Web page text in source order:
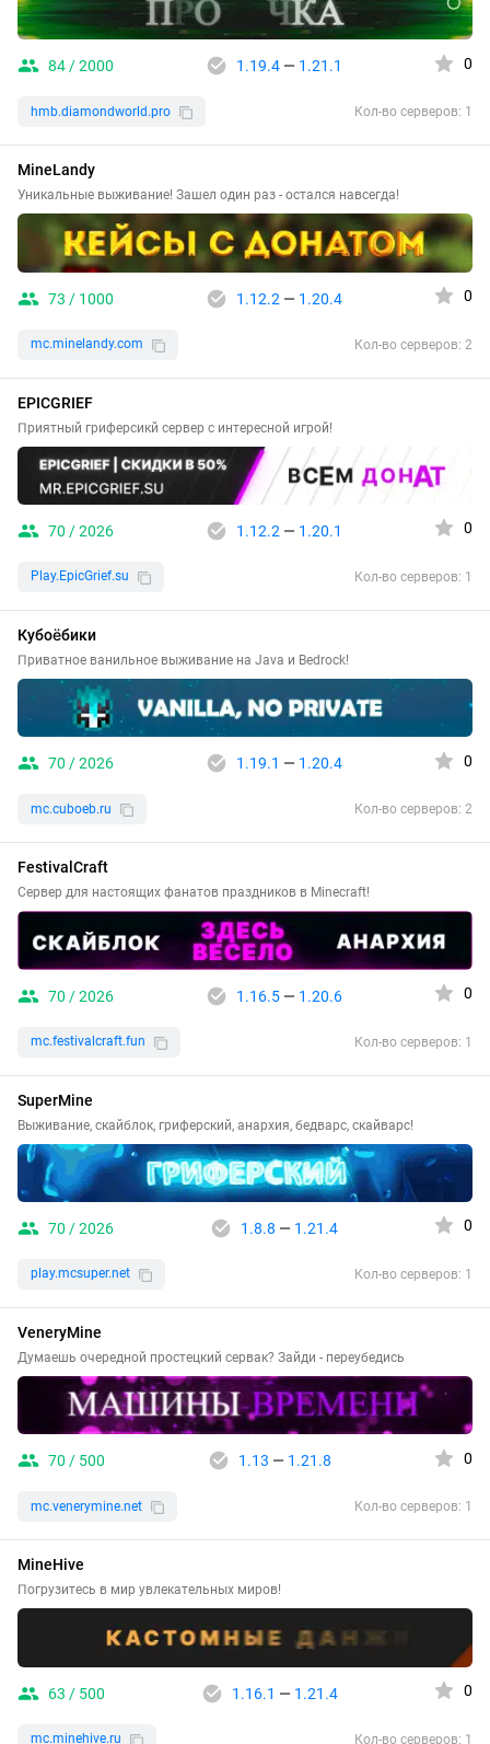
84 / 2000 1.19.4— 1.21.1 0
hmb.diamondworld.pro Кол-во серверов: 1
MineLandy
Уникальные выживание! Зашел один раз - остался навсегда!
73 / 1000 1.12.2 — 1.20.4 0
mc.minelandy.com Кол-во серверов: 2
EPICGRIEF
Приятный гриферсикй сервер с интересной игрой!
70 / 2026 1.12.2 — 1.20.1 0
Play.EpicGrief.su Кол-во серверов: 1
Кубоёбики
Приватное ванильное выживание на Java и Bedrock!
70 / 2026 1.19.1 — 1.20.4 0
mc.cuboeb.ru Кол-во серверов: 2
FestivalCraft
Сервер для настоящих фанатов праздников в Minecraft!
70 / 2026 1.16.5— 1.20.6 0
mc.festivalcraft.fun Кол-во серверов: 1
SuperMine
Выживание, скайблок, гриферский, анархия, бедварс, скайварс!
70 / 2026 1.8.8 — 1.21.4 0
play.mcsuper.net Кол-во серверов: 1
VeneryMine
Думаешь очередной простецкий сервак? Зайди - переубедись
70 / 500 1.13 — 1.21.8 0
mc.venerymine.net Кол-во серверов: 1
MineHive
Погрузитесь в мир увлекательных миров!
63 / 500 1.16.1 — 1.21.4 0
mc.minehive.ru Кол-во серверов: 1